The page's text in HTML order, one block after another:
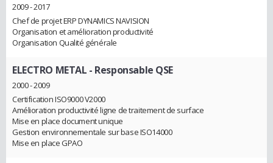
2009 - 2017
Chef de projet ERP DYNAMICS NAVISION
Organisation et amélioration productivité
Organisation Qualité générale
ELECTRO METAL - Responsable QSE
2000 - 2009
Certification ISO9000 V2000
Amélioration productivité ligne de traitement de surface
Mise en place document unique
Gestion environnementale sur base ISO14000
Mise en place GPAO